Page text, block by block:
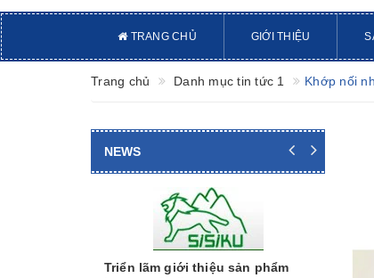
TRANG CHỦ GIỚI THIỆU
Trang chủ Danh mục tin tức 1 Khớp nối
NEWS
Triển lãm giới thiệu sản phẩm